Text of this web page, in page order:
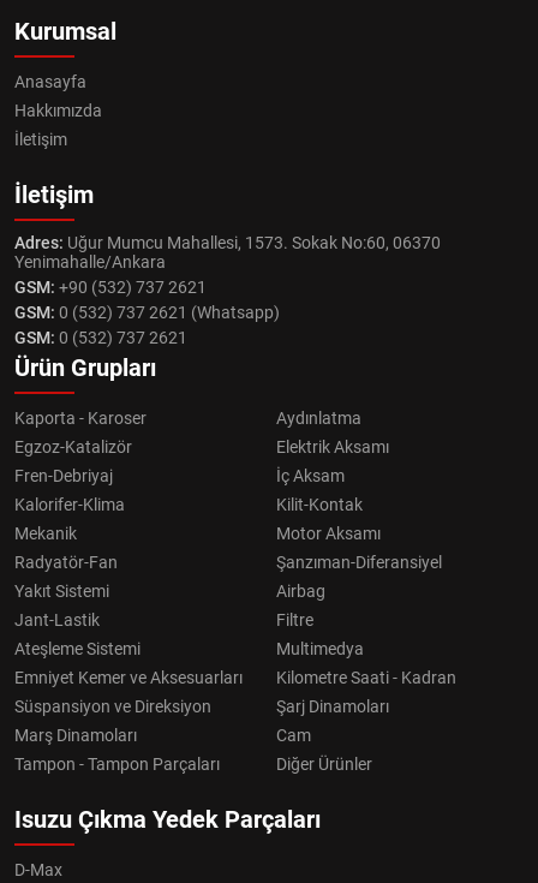
Kurumsal
Anasayfa
Hakkımızda
İletişim
İletişim
Adres: Uğur Mumcu Mahallesi, 1573. Sokak No:60, 06370
Yenimahalle/Ankara
GSM: +90 (532) 737 2621
GSM: 0 (532) 737 2621 (Whatsapp)
GSM: 0 (532) 737 2621
Ürün Grupları
Kaporta - Karoser
Aydınlatma
Egzoz-Katalizör
Elektrik Aksamı
Fren-Debriyaj
İç Aksam
Kalorifer-Klima
Kilit-Kontak
Mekanik
Motor Aksamı
Radyatör-Fan
Şanzıman-Diferansiyel
Yakıt Sistemi
Airbag
Jant-Lastik
Filtre
Ateşleme Sistemi
Multimedya
Emniyet Kemer ve Aksesuarları
Kilometre Saati - Kadran
Süspansiyon ve Direksiyon
Şarj Dinamoları
Marş Dinamoları
Cam
Tampon - Tampon Parçaları
Diğer Ürünler
Isuzu Çıkma Yedek Parçaları
D-Max